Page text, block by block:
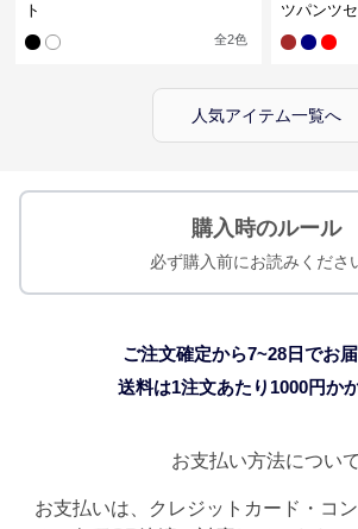
ト
全2色
ツパンツ
人気アイテム一覧へ
購入時のルール
必ず購入前にお読みくださ
ご注文確定から7~28日でお
送料は1注文あたり 1000円か
お支払い方法について
お支払いは、クレジットカード・コ